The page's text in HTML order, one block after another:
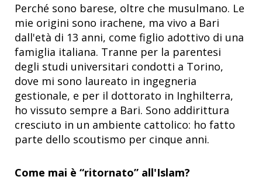
Perché sono barese, oltre che musulmano. Le
mie origini sono irachene, ma vivo a Bari
dall'età di 13 anni, come figlio adottivo di una
famiglia italiana. Tranne per la parentesi
degli studi universitari condotti a Torino,
dove mi sono laureato in ingegneria
gestionale, e per il dottorato in Inghilterra,
ho vissuto sempre a Bari. Sono addirittura
cresciuto in un ambiente cattolico: ho fatto
parte dello scoutismo per cinque anni.
Come mai è “ritornato” all'Islam?